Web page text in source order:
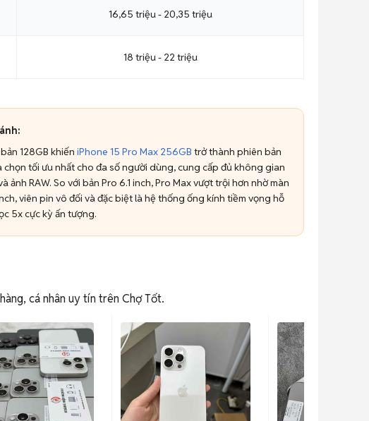
16,65 triệu - 20,35 triệu
18 triệu - 22 triệu
128GB khiến iPhone 15 Pro Max 256GB trở thành phiên bản
chọn tối ưu nhất cho đa số người dùng, cung cấp đủ không gian
ảnh RAW. So với bản Pro 6.1 inch, Pro Max vượt trội hơn nhờ màn
viên pin vô đối và đặc biệt là hệ thống ống kính tiềm vọng hỗ
5x cực kỳ ấn tượng.
cá nhân uy tín trên Chợ Tốt.